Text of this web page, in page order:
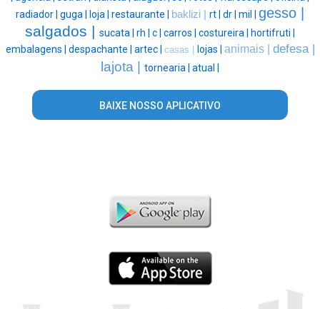
radiador | guga | loja | restaurante | baklizi | rt | dr | mil | gesso |
salgados | sucata | rh | c | carros | costureira |
hortifruti |
embalagens | despachante | artec | casas | lojas | animais | defesa |
lajota | tornearia | atual |
BAIXE NOSSO APLICATIVO